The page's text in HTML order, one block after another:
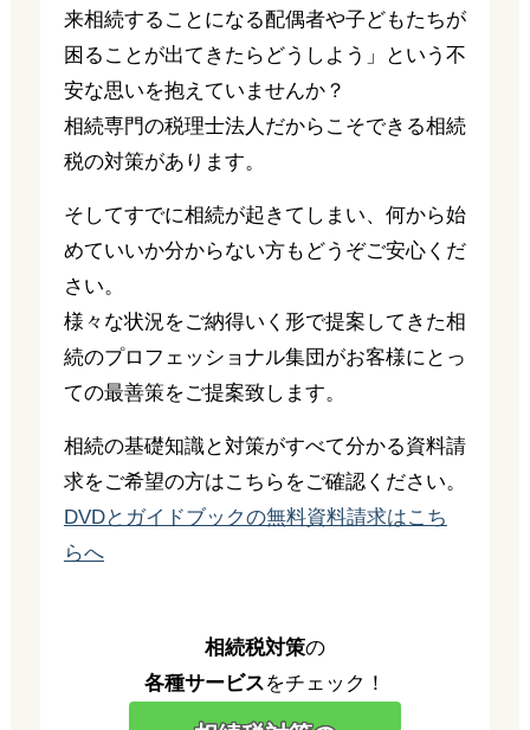
来相続することになる配偶者や子どもたちが
困ることが出てきたらどうしよう」という不
安な思いを抱えていませんか？
相続専門の税理士法人だからこそできる相続
税の対策があります。
そしてすでに相続が起きてしまい、何から始
めていいか分からない方もどうぞご安心くだ
さい。
様々な状況をご納得いく形で提案してきた相
続のプロフェッショナル集団がお客様にとっ
ての最善策をご提案致します。
相続の基礎知識と対策がすべて分かる資料請
求をご希望の方はこちらをご確認ください。
DVDとガイドブックの無料資料請求はこち
らへ
相続税対策の
各種サービスをチェック！